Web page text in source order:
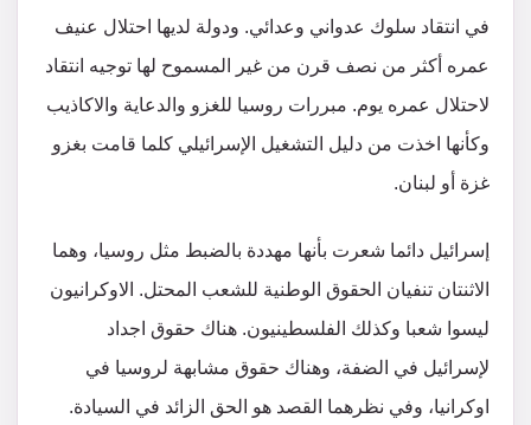
في انتقاد سلوك عدواني وعدائي. ودولة لديها احتلال عنيف
عمره أكثر من نصف قرن من غير المسموح لها توجيه انتقاد
لاحتلال عمره يوم. مبررات روسيا للغزو والدعاية والاكاذيب
وكأنها اخذت من دليل التشغيل الإسرائيلي كلما قامت بغزو
غزة أو لبنان.
إسرائيل دائما شعرت بأنها مهددة بالضبط مثل روسيا، وهما
الاثنتان تنفيان الحقوق الوطنية للشعب المحتل. الاوكرانيون
ليسوا شعبا وكذلك الفلسطينيون. هناك حقوق اجداد
لإسرائيل في الضفة، وهناك حقوق مشابهة لروسيا في
اوكرانيا، وفي نظرهما القصد هو الحق الزائد في السيادة.